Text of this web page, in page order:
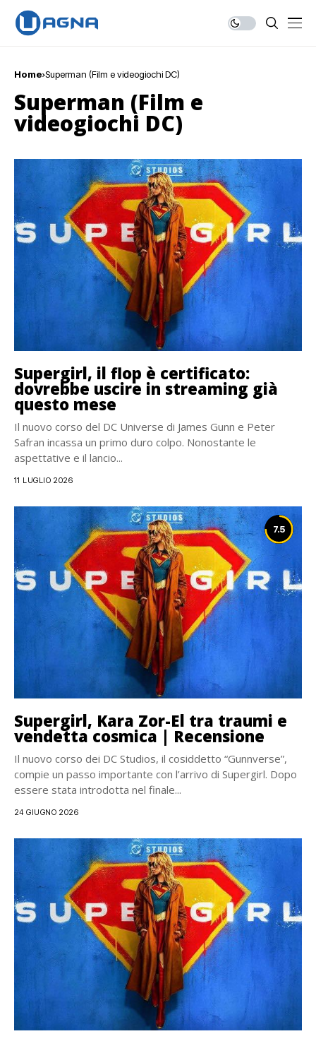
Home Superman (Film e videogiochi DC)
Superman (Film e
videogiochi DC)
Supergirl, il flop è certificato:
dovrebbe uscire in streaming già
questo mese
Il nuovo corso del DC Universe di James Gunn e Peter
Safran incassa un primo duro colpo. Nonostante le
aspettative e il lancio...
11 LUGLIO 2026
7.5
Supergirl, Kara Zor-El tra traumi e
vendetta cosmica | Recensione
Il nuovo corso dei DC Studios, il cosiddetto “Gunnverse”,
compie un passo importante con l’arrivo di Supergirl. Dopo
essere stata introdotta nel finale...
24 GIUGNO 2026